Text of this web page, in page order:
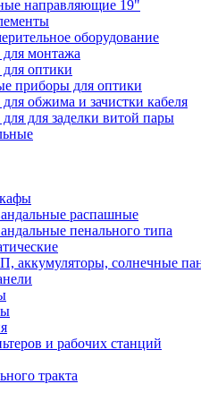
направляющие 19"
оборудование
монтажа
оптики
приборы для оптики
обжима и зачистки кабеля
для заделки витой пары
распашные
пенального типа
аккумуляторы, солнечные
и рабочих станций
тракта